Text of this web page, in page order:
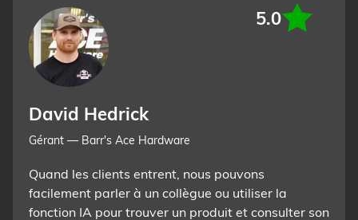
5.0
David Hedrick
Gérant — Barr's Ace Hardware
Quand les clients entrent, nous pouvons
facilement parler à un collègue ou utiliser la
fonction IA pour trouver un produit et consulter son